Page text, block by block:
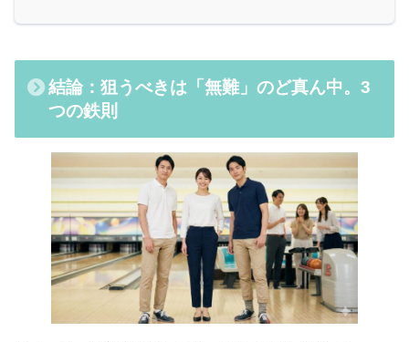
結論：狙うべきは「無難」のど真ん中。3
つの鉄則